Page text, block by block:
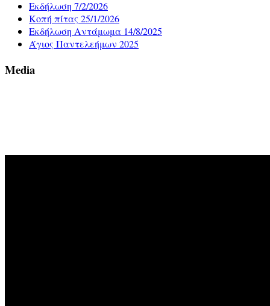
Εκδήλωση 7/2/2026
Κοπή πίτας 25/1/2026
Εκδήλωση Αντάμωμα 14/8/2025
Άγιος Παντελεήμων 2025
Media